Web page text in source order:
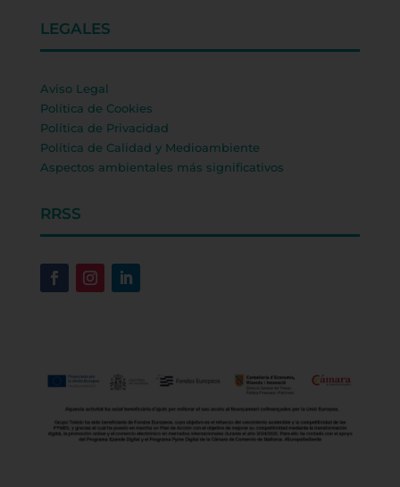
LEGALES
Aviso Legal
Política de Cookies
Política de Privacidad
Política de Calidad y Medioambiente
Aspectos ambientales más significativos
RRSS